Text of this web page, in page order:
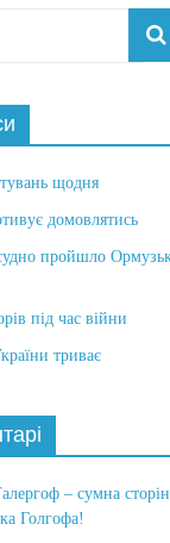
щодня
домовлятись
пройшло
під час війни
триває
– сумна
Голгофа!